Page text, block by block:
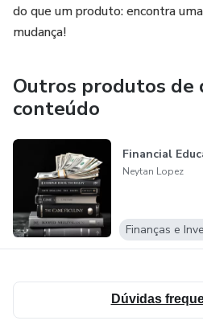
do que um produto: encontra
mudança!
Outros produtos de
conteúdo
Financial
Neytan Lopez
Dúvidas